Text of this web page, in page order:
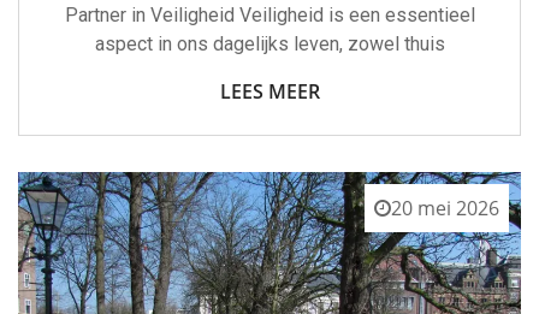
Partner in Veiligheid Veiligheid is een essentieel
aspect in ons dagelijks leven, zowel thuis
LEES MEER
20 mei 2026